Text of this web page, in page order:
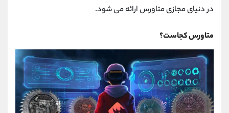
در دنیای مجازی متاورس ارائه می شود.
متاورس کجاست؟